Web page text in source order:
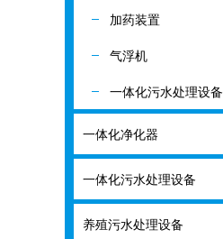
加药装置
气浮机
一体化污水处理设备
一体化净化器
一体化污水处理设备
养殖污水处理设备